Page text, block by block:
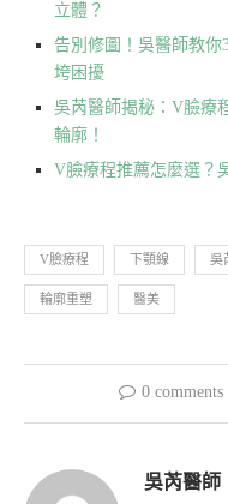
立體？
告別修圖！吳醫師教
垮困擾
吳芮醫師揭秘：V臉療
輪廓！
V臉療程推薦怎麼選？
V臉療程 下顎線 吳
輪廓重塑 醫美
0 comments
吳芮醫師